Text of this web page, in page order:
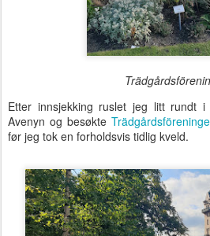
Etter innsjekking ruslet jeg litt rundt
Avenyn og besøkte
før jeg tok en forholdsvis tidlig kveld.